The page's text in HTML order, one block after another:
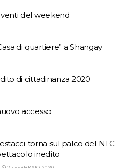
del weekend
di quartiere” a Shangay
di cittadinanza 2020
accesso
torna sul palco del NTC
inedito